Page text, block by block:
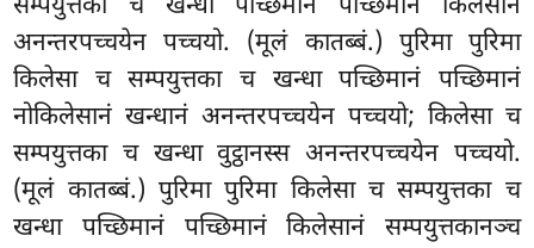
सम्पयुत्तका च खन्धा पच्छिमानं पच्छिमानं किलेसानं
अनन्तरपच्चयेन पच्चयो. (मूलं कातब्बं.) पुरिमा पुरिमा
किलेसा च सम्पयुत्तका च खन्धा पच्छिमानं पच्छिमानं
नोकिलेसानं खन्धानं अनन्तरपच्चयेन पच्चयो; किलेसा च
सम्पयुत्तका च खन्धा वुट्ठानस्स अनन्तरपच्चयेन पच्चयो.
(मूलं कातब्बं.) पुरिमा पुरिमा किलेसा च सम्पयुत्तका च
खन्धा पच्छिमानं पच्छिमानं किलेसानं सम्पयुत्तकानञ्च